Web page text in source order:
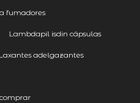
fumadores
Lambdapil isdin cápsulas
Laxantes adelgazantes